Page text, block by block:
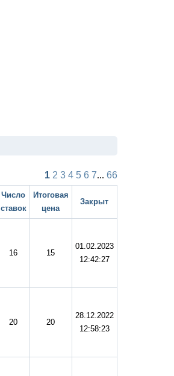
1 2 3 4 5 6 7... 66
Число
ставок
Итоговая
цена
Закрыт
16 15
01.02.2023
12:42:27
20 20
28.12.2022
12:58:23